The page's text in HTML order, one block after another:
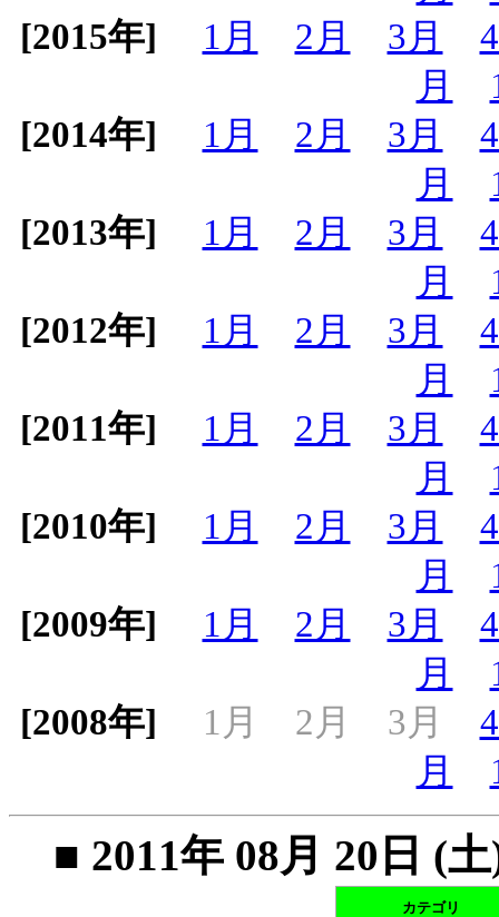
[2015年]
1月 2月 3月
月
[2014年]
1月 2月 3月
月
[2013年]
1月 2月 3月
月
[2012年]
1月 2月 3月
月
[2011年]
1月 2月 3月
月
[2010年]
1月 2月 3月
月
[2009年]
1月 2月 3月
月
[2008年]
1月 2月 3月
月
■ 2011年 08月 20日 (
カテゴリ